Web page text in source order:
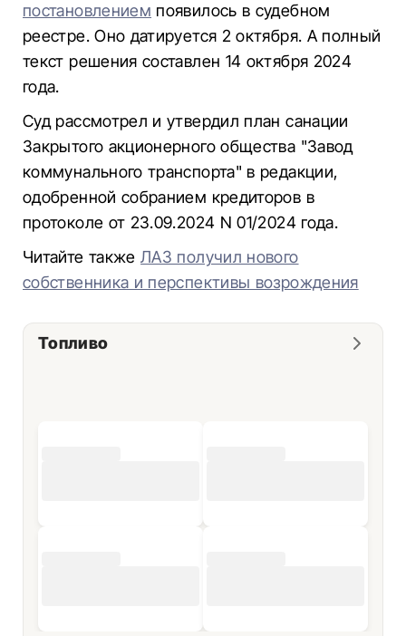
постановлением появилось в судебном
реестре. Оно датируется 2 октября. А полный
текст решения составлен 14 октября 2024
года.
Суд рассмотрел и утвердил план санации
Закрытого акционерного общества "Завод
коммунального транспорта" в редакции,
одобренной собранием кредиторов в
протоколе от 23.09.2024 N 01/2024 года.
Читайте такжеЛАЗ получил нового
собственника и перспективы возрождения
Топливо